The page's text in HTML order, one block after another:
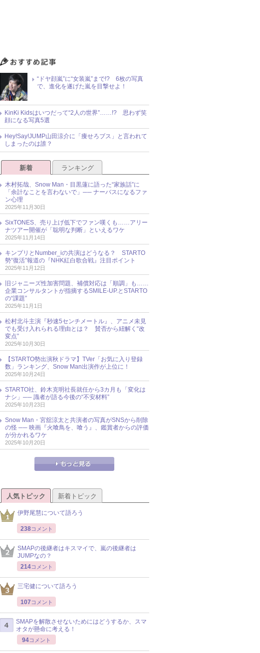
“ドヤ顔嵐”に“女装嵐”まで!? 6枚の写真
で、進化を遂げた嵐を目撃せよ！
KinKi Kidsはいつだって“2人の世界”……!? 思わず笑
顔になる写真5選
Hey!Say!JUMP山田涼介に「痩せろブス」と言われて
しまったのは誰？
新着 ランキング
木村拓哉、Snow Man・目黒蓮に語った“家族話”に
「余計なことを言わないで」── ナーバスになるファ
ン心理
2025年11月30日
SixTONES、売り上げ低下でファン嘆くも……アリー
ナツアー開催が「聡明な判断」といえるワケ
2025年11月14日
キンプリとNumber_iの共演はどうなる？ STARTO
勢“復活”報道の『NHK紅白歌合戦』注目ポイント
2025年11月12日
旧ジャニーズ性加害問題、補償対応は「順調」も……
企業コンサルタントが指摘するSMILE-UP.とSTARTO
の“課題”
2025年11月1日
松村北斗主演『秒速5センチメートル』、アニメ未見
でも受け入れられる理由とは？ 賛否から紐解く“改
変点”
2025年10月30日
【STARTO勢出演秋ドラマ】TVer「お気に入り登録
数」ランキング、Snow Man出演作が上位に！
2025年10月24日
STARTO社、鈴木克明社長就任から3カ月も「変化は
ナシ」── 識者が語る今後の“不安材料”
2025年10月23日
Snow Man・宮舘涼太と共演者の写真がSNSから削除
の怪 ── 映画『火喰鳥を、喰う』、鑑賞者からの評価
が分かれるワケ
2025年10月20日
人気トピック 新着トピック
伊野尾慧について語ろう
238コメント
SMAPの後継者はキスマイで、嵐の後継者は
JUMPなの？
214コメント
三宅健について語ろう
107 コメント
SMAPを解散させないためにはどうするか、スマ
オタが懸命に考える！
94コメント